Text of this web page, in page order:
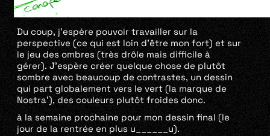
Du coup, j’espère pouvoir travailler sur la
perspective (ce qui est loin d’être mon fort) et sur
le jeu des ombres (très drôle mais difficile à
gérer). J’espère créer quelque chose de plutôt
sombre avec beaucoup de contrastes, un dessin
qui part globalement vers le vert (la marque de
Nostra’), des couleurs plutôt froides donc.
à la semaine prochaine pour mon dessin final (le
jour de la rentrée en plus u______u).